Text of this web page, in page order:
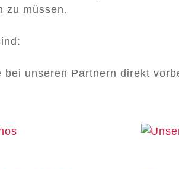
zu müssen.
unseren Partnern direkt